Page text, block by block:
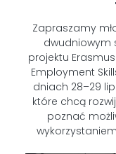
Zapraszamy
dwudniowym
projektu
Employment
dniach 28–29
które chcą
poznać